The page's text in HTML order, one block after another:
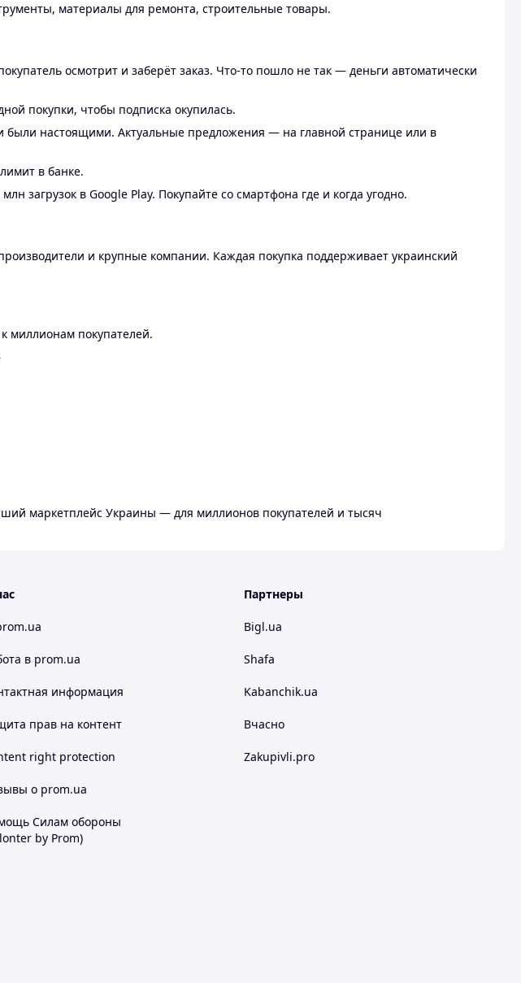
материалы для ремонта, строительные товары.
осмотрит и заберёт заказ. Что-то пошло не так — деньги автоматически
покупки, чтобы подписка окупилась.
были настоящими. Актуальные предложения — на главной странице или в
в банке.
загрузок в Google Play. Покупайте со смартфона где и когда угодно.
и крупные компании. Каждая покупка поддерживает украинский
миллионам покупателей.
маркетплейс Украины — для миллионов покупателей и тысяч
в prom.ua
информация
прав на контент
right protection
о prom.ua
Силам обороны
by Prom)
Партнеры
Bigl.ua
Shafa
Kabanchik.ua
Вчасно
Zakupivli.pro